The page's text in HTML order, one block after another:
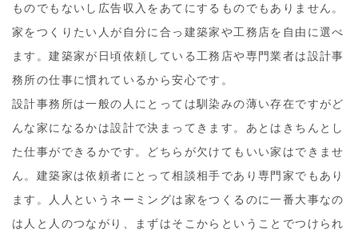
ものでもないし広告収入をあてにするものでもありません。
家をつくりたい人が自分に合っ建築家や工務店を自由に選べ
ます。建築家が日頃依頼している工務店や専門業者は設計事
務所の仕事に慣れているから安心です。
設計事務所は一般の人にとっては馴染みの薄い存在ですがど
んな家になるかは設計で決まってきます。あとはきちんとし
た仕事ができるかです。どちらが欠けてもいい家はできませ
ん。建築家は依頼者にとって相談相手であり専門家でもあり
ます。人人というネーミングは家をつくるのに一番大事なの
は人と人のつながり、まずはそこからということでつけられ